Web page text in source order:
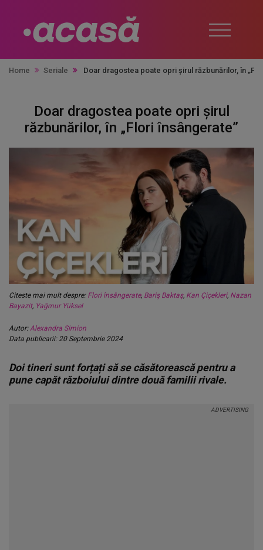
Home Seriale Doar dragostea poate opri șirul răzbunărilor, în
Doar dragostea poate opri șirul
răzbunărilor, în „Flori însângerate”
Citeste mai mult despre: Flori însângerate, Bariş Baktaş, Kan Çiçekleri, Nazan
Bayazit, Yağmur Yüksel
Autor:Alexandra Simion
Data publicarii: 20 Septembrie 2024
Doi tineri sunt forțați să se căsătorească pentru a
pune capăt războiului dintre două familii rivale.